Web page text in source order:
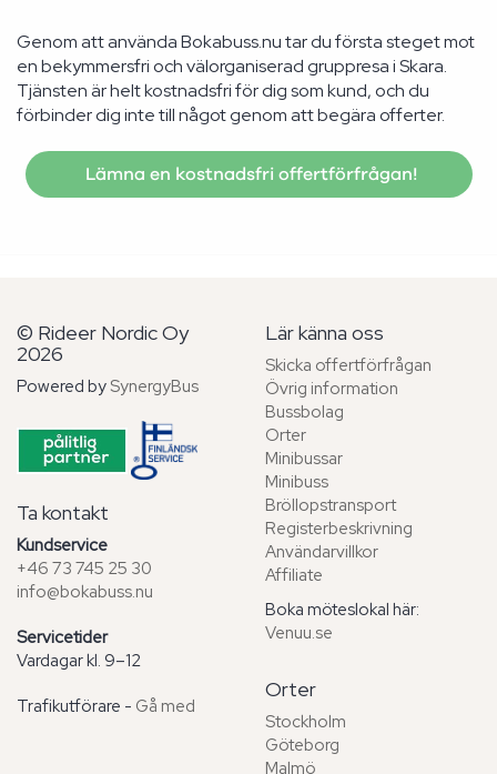
Genom att använda Bokabuss.nu tar du första steget mot
en bekymmersfri och välorganiserad gruppresa i Skara.
Tjänsten är helt kostnadsfri för dig som kund, och du
förbinder dig inte till något genom att begära offerter.
Lämna en kostnadsfri offertförfrågan!
© Rideer Nordic Oy
2026
Powered by SynergyBus
Ta kontakt
Kundservice
+46 73 745 25 30
info@bokabuss.nu
Servicetider
Vardagar kl. 9–12
Trafikutförare - Gå med
Lär känna oss
Skicka offertförfrågan
Övrig information
Bussbolag
Orter
Minibussar
Minibuss
Bröllopstransport
Registerbeskrivning
Användarvillkor
Affiliate
Boka möteslokal här:
Venuu.se
Orter
Stockholm
Göteborg
Malmö